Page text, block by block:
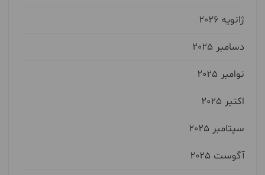
ژانویه 2026
دسامبر 2025
نوامبر 2025
اکتبر 2025
سپتامبر 2025
آگوست 2025